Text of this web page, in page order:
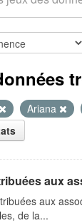
Ariana
aux
aux
de la...